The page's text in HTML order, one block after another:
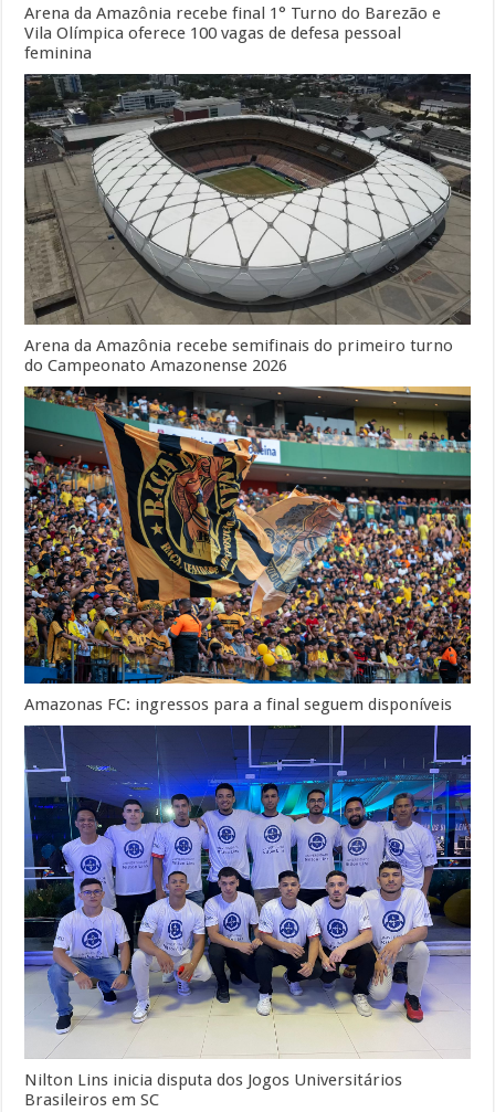
Arena da Amazônia recebe final 1° Turno do Barezão e
Vila Olímpica oferece 100 vagas de defesa pessoal
feminina
Arena da Amazônia recebe semifinais do primeiro turno
do Campeonato Amazonense 2026
Amazonas FC: ingressos para a final seguem disponíveis
Nilton Lins inicia disputa dos Jogos Universitários
Brasileiros em SC